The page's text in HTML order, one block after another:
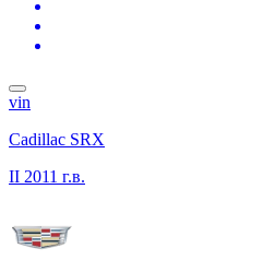
vin
Cadillac SRX
II 2011 г.в.